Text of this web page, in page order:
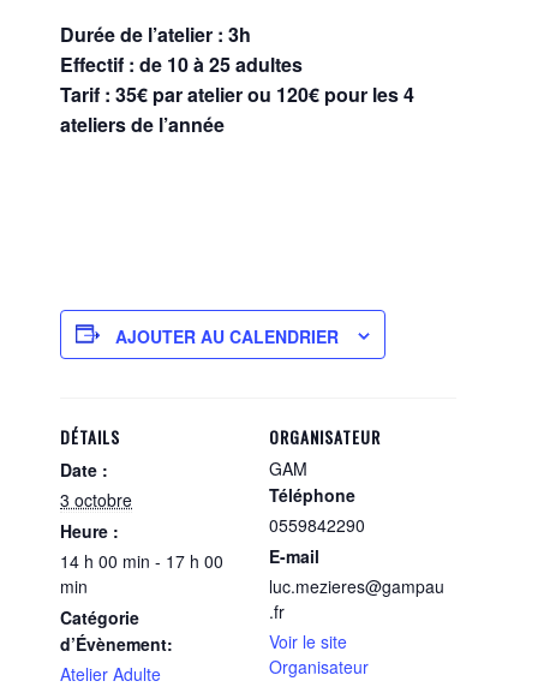
Durée de l’atelier : 3h
Effectif : de 10 à 25 adultes
Tarif : 35€ par atelier ou 120€ pour les 4
ateliers de l’année
AJOUTER AU CALENDRIER
DÉTAILS
Date :
3 octobre
Heure :
14 h 00 min - 17 h 00
min
Catégorie
d’Évènement:
Atelier Adulte
ORGANISATEUR
GAM
Téléphone
0559842290
E-mail
luc.mezieres@gampau
.fr
Voir le site
Organisateur